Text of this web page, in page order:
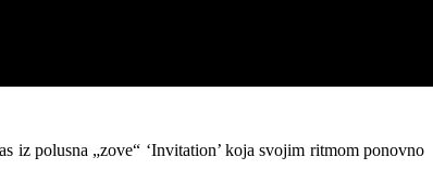
iz polusna „zove“ ‘Invitation’ koja svojim ritmom ponovno